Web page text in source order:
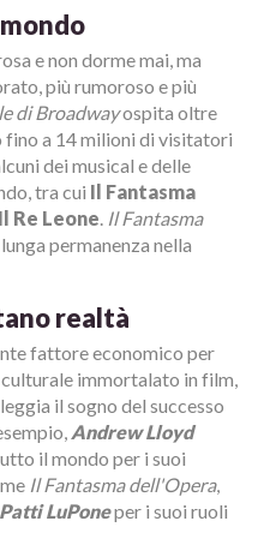
e non dorme mai, ma
più rumoroso e più
di Broadwayospita oltre
a 14 milioni di visitatori
dei musical e delle
tra cui Il Fantasma
Il Re Leone. Il Fantasma
permanenza nella
realtà
fattore economico per
immortalato in film,
il sogno del successo
Andrew Lloyd
il mondo per i suoi
Il Fantasma dell'Opera,
Patti LuPoneper i suoi ruoli